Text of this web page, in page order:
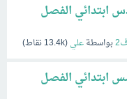
ابتدائي الفصل
بواسطةعلي(
13.4kنقاط)
ابتدائي الفصل